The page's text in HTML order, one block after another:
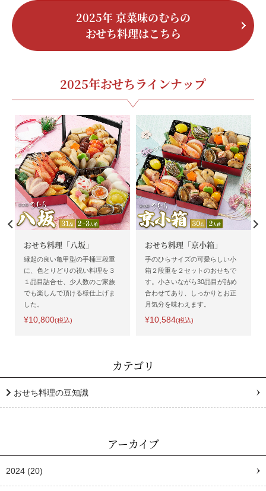
2025年 京菜味のむらの
おせち料理はこちら
2025年おせちラインナップ
おせち料理「八坂」
縁起の良い亀甲型の手桶三段重
に、色とりどりの祝い料理を３
１品目詰合せ、少人数のご家族
でも楽しんで頂ける様仕上げま
した。
¥10,800(税込)
おせち料理「京小箱」
手のひらサイズの可愛らしい小
箱２段重を２セットのおせちで
す。小さいながら30品目が詰め
合わせてあり、しっかりとお正
月気分を味わえます。
¥10,584(税込)
カテゴリ
おせち料理の豆知識
アーカイブ
2024 (20)